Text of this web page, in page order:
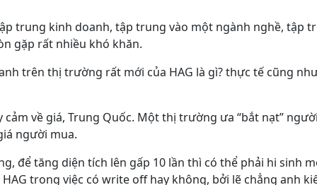
trung kinh doanh, tập trung vào một ngành nghề,
gặp rất nhiều khó khăn.
trên thị trường rất mới của HAG là gì? thực tế cũng
về giá, Trung Quốc. Một thị trường ưa “bắt nạt”
người mua.
để tăng diện tích lên gấp 10 lần thì có thể phải hi
trong việc có write off hay không, bởi lẽ chẳng anh